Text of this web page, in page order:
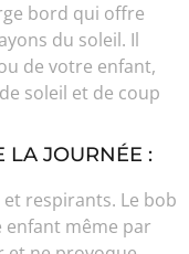
bord qui offre
du soleil. Il
de votre enfant,
soleil et de coup
LA JOURNÉE :
respirants. Le bob
enfant même par